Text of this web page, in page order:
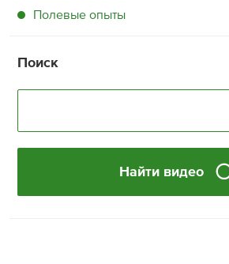
Полевые опыты
Поиск
Найти видео